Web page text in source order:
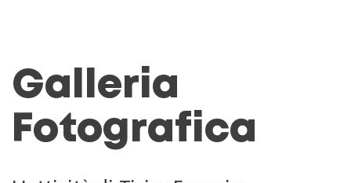
Galleria
Fotografica